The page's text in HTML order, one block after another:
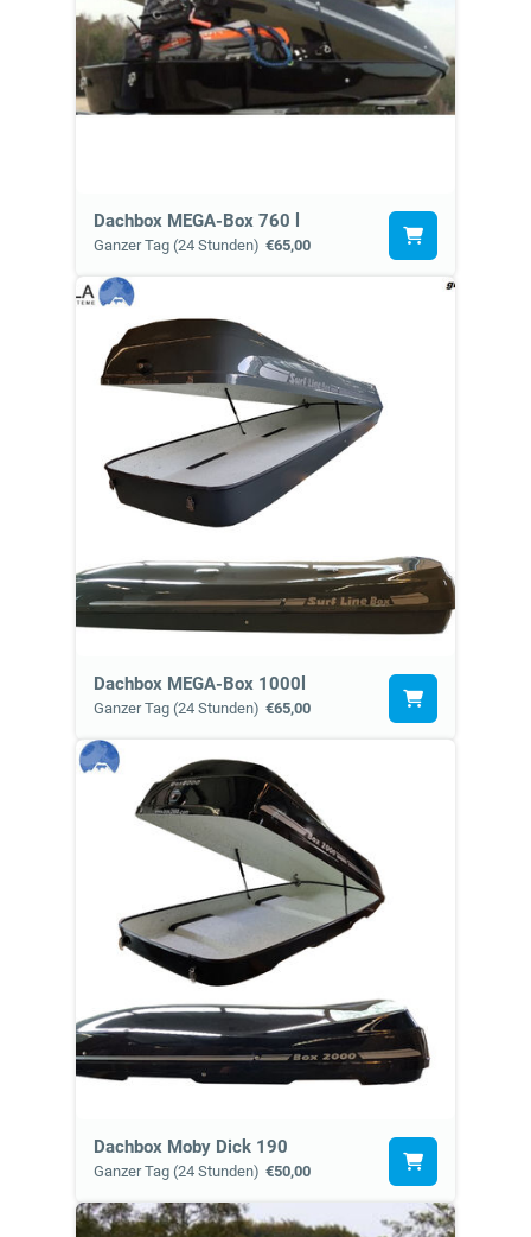
Dachbox MEGA-Box 760 l
Ganzer Tag (24 Stunden) €65,00
Dachbox MEGA-Box 1000l
Ganzer Tag (24 Stunden) €65,00
Dachbox Moby Dick 190
Ganzer Tag (24 Stunden) €50,00